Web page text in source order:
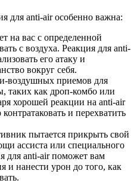
для anti-air особенно важна:
на вас с определенной
с воздуха. Реакция для anti-
его атаку и
вокруг себя.
воздушных приемов для
таких как дроп-комбо или
хорошей реакции на anti-air
и перехватить
пытается прикрыть свой
ассиста или специального
для anti-air поможет вам
и нанести урон до того, как